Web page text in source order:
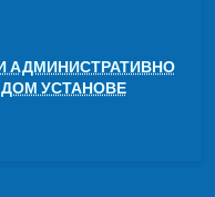
АДМИНИСТРАТИВНО
УСТАНОВЕ